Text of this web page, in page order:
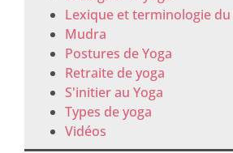
Lexique et terminologie du
Mudra
Postures de Yoga
Retraite de yoga
S'initier au Yoga
Types de yoga
Vidéos